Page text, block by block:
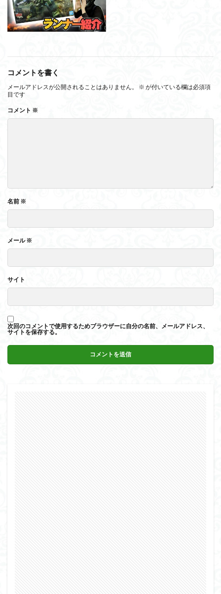
コメントを書く
メールアドレスが公開されることはありません。 ※ が付いている欄は必須項
目です
コメント ※
名前 ※
メール※
サイト
次回のコメントで使用するためブラウザーに自分の名前、メールアドレス、
サイトを保存する。